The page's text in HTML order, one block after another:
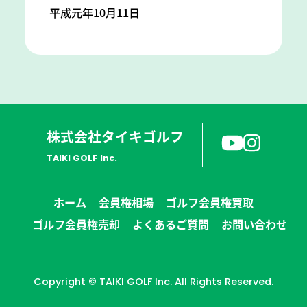
平成元年10月11日
株式会社タイキゴルフ
TAIKI GOLF Inc.
ホーム 会員権相場
ゴルフ会員権買取
ゴルフ会員権売却
よくあるご質問 お問い合わせ
Copyright © TAIKI GOLF Inc. All Rights Reserved.